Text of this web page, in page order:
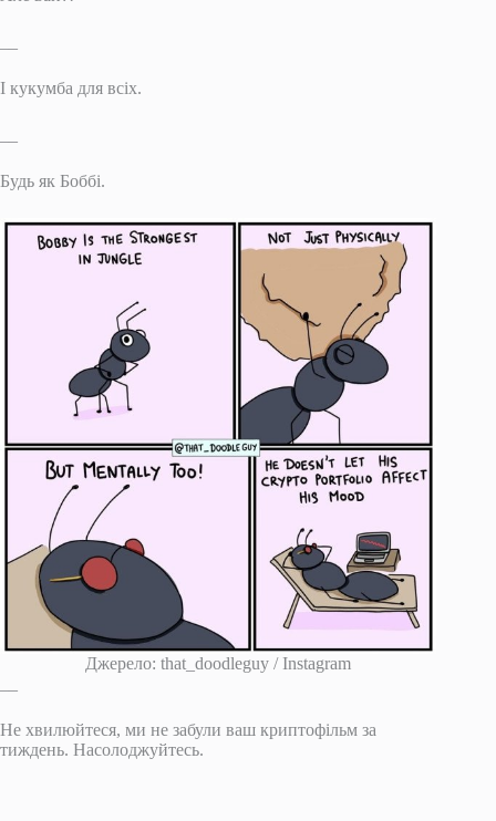
І кукумба для всіх.
Будь як Боббі.
Джерело: that_doodleguy / Instagram
Не хвилюйтеся, ми не забули ваш криптофільм за
тиждень. Насолоджуйтесь.